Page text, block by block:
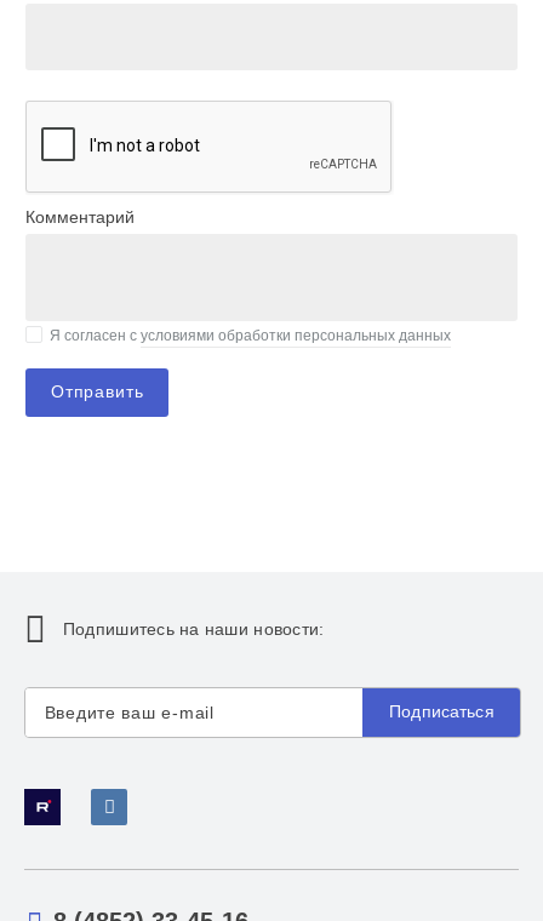
Комментарий
Я согласен сусловиями обработки персональных данных
Отправить
Подпишитесь на наши новости:
Подписаться